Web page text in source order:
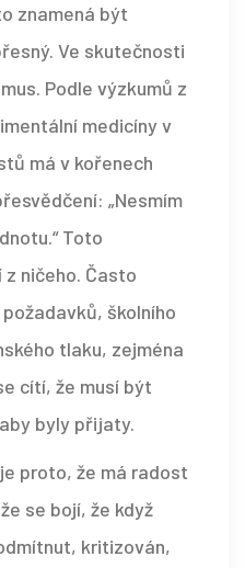
znamená být
Ve skutečnosti
Podle výzkumů z
medicíny v
má v kořenech
„Nesmím
Toto
ničeho. Často
školního
tlaku, zejména
cítí, že musí být
byly přijaty.
proto, že má radost
se bojí, že když
kritizován,